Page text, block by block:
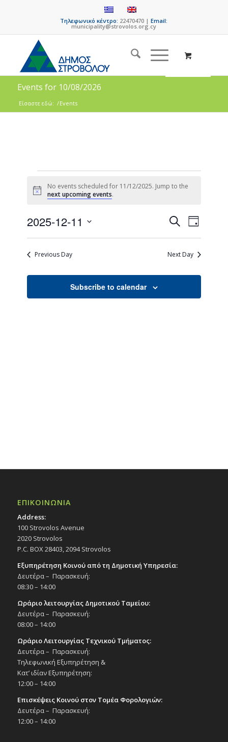
Τηλεφωνικό κέντρο: 22470470 |Email:
municipality@strovolos.org.cy
Events for 10/08/2026
Είσαστε εδώ: /Events
Notice
No events scheduled for 11/12/2025. Jump to the
next upcoming events.
Events
Search
and
SearchEvent
Views
Day
2025-12-11
Previous Day
Next Day
Subscribe to calendar
ΕΠΙΚΟΙΝΩΝΙΑ
Address:
100 Strovolos Avenue
2020 Strovolos
P.C. BOX 28403, 2094 Strovolos
Εξυπηρέτηση Κοινού από τη Δημοτική Υπηρεσία:
Δευτέρα – Παρασκευή:
08:30 – 14:00
Ωράριο λειτουργίας Δημοτικού Ταμείου:
Δευτέρα – Παρασκευή:
08:00 – 14:00
Ωράριο Λειτουργίας Τεχνικού Τμήματος:
Δευτέρα – Παρασκευή:
Τηλεφωνική Εξυπηρέτηση &
Κατ’ ιδίαν Εξυπηρέτηση:
12:00 – 14:00
Επισκέψεις Κοινού στον Τομέα Φορολογιών:
Δευτέρα – Παρασκευή:
12:00 – 14:00